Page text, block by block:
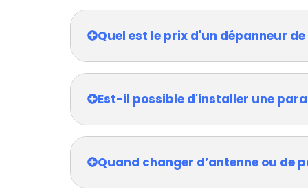
Quel est le prix d'un dépanneur
Est-il possible d'installer une
Quand changer d’antenne ou de